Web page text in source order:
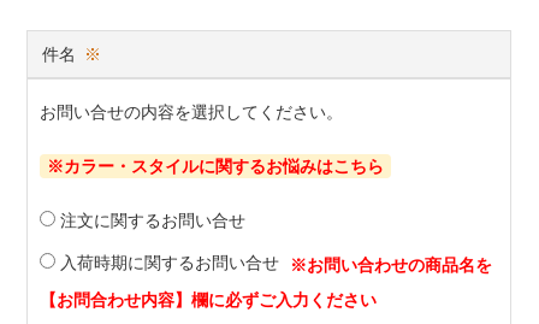
件名 ※
お問い合せの内容を選択してください。
※カラー・スタイルに関するお悩みはこちら
注文に関するお問い合せ
入荷時期に関するお問い合せ